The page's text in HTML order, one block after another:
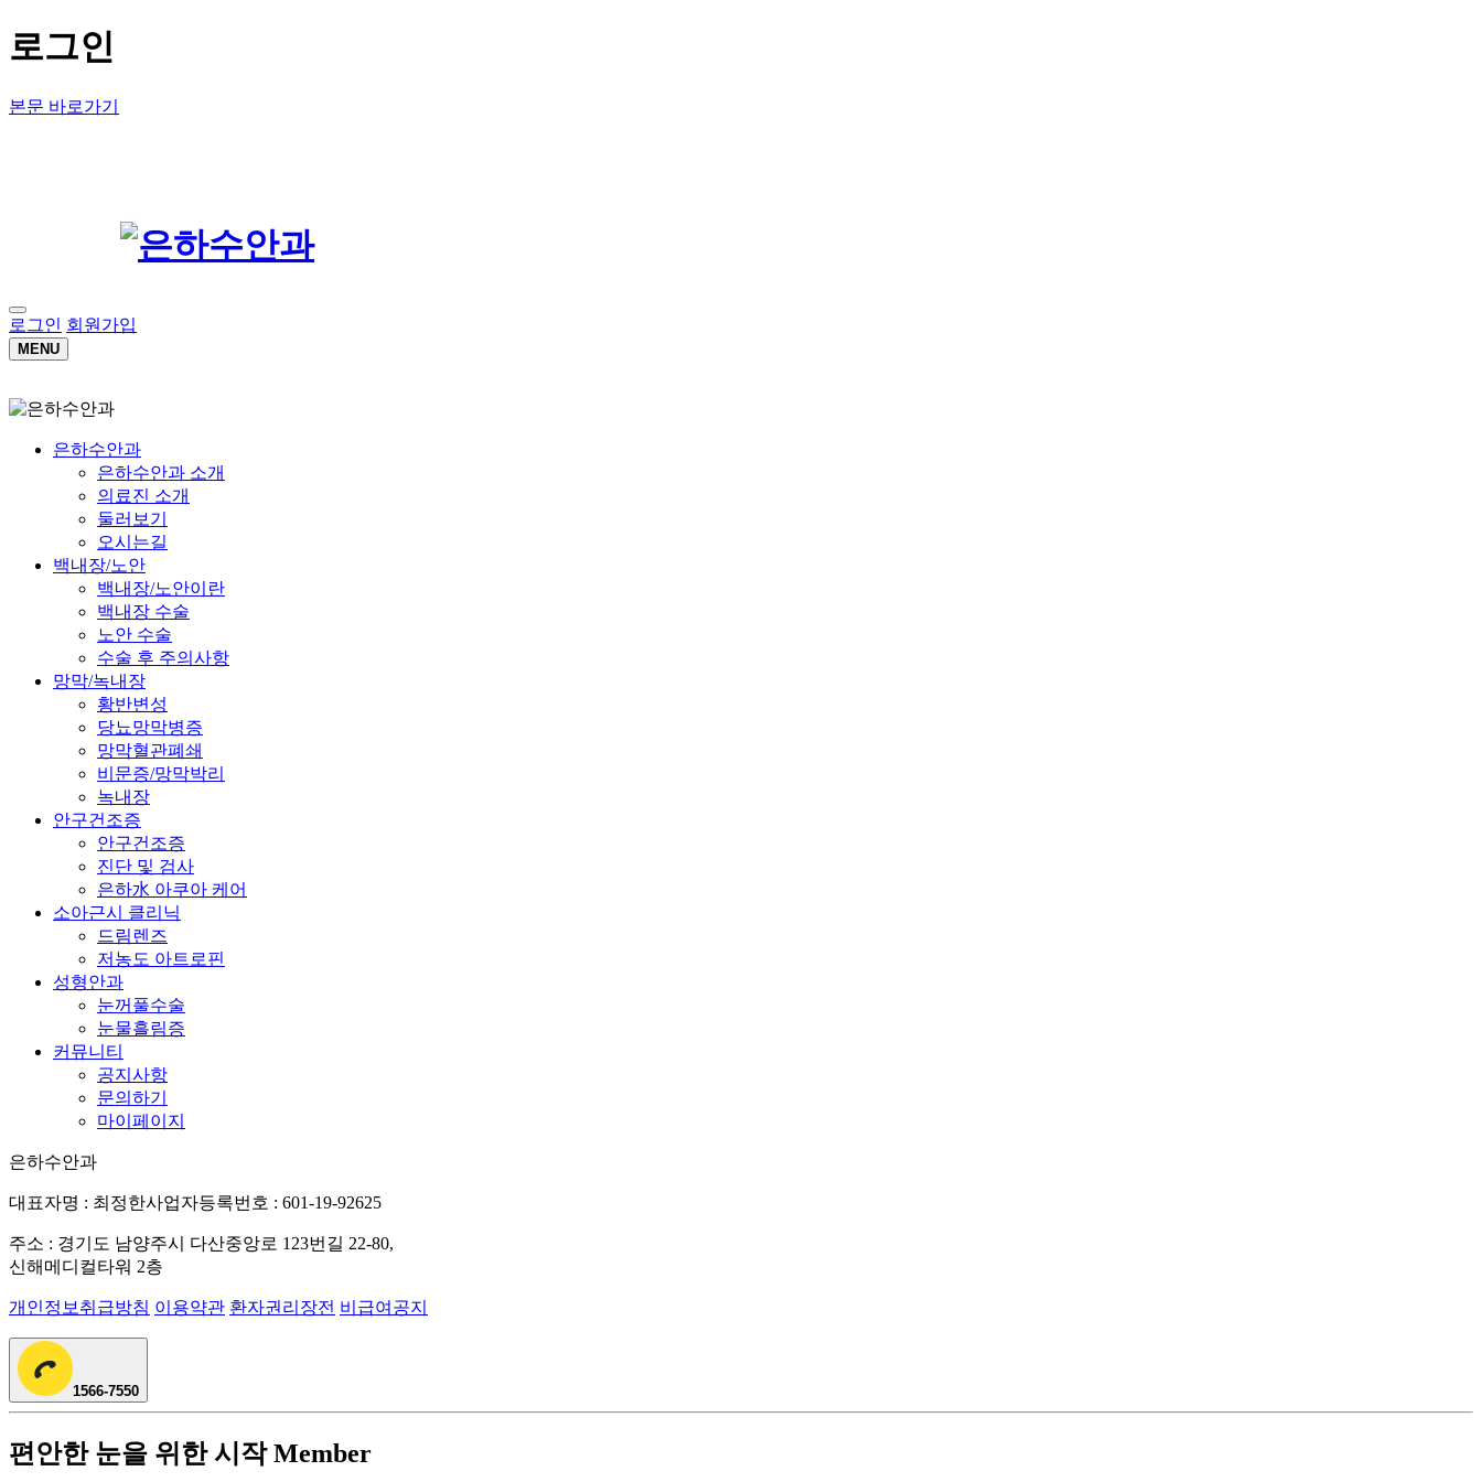
로그인
본문 바로가기
로그인 회원가입
MENU
은하수안과
은하수안과 소개
의료진 소개
둘러보기
오시는길
백내장/노안
백내장/노안이란
백내장 수술
노안 수술
수술 후 주의사항
망막/녹내장
황반변성
당뇨망막병증
망막혈관폐쇄
비문증/망막박리
녹내장
안구건조증
안구건조증
진단 및 검사
은하水 아쿠아 케어
소아근시 클리닉
드림렌즈
저농도 아트로핀
성형안과
눈꺼풀수술
눈물흘림증
커뮤니티
공지사항
문의하기
마이페이지
은하수안과
대표자명 : 최정한사업자등록번호 : 601-19-92625
주소 : 경기도 남양주시 다산중앙로 123번길 22-80,
신해메디컬타워 2층
개인정보취급방침 이용약관 환자권리장전 비급여공지
1566-7550
편안한 눈을 위한 시작 Member